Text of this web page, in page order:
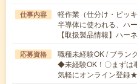
仕事内容
軽作業（仕分け・ピッ
半導体に使われる、ハ
【取扱製品情報】ハ
応募資格
職種未経験OK / ブラン
◆未経験OK！〇まずは
気軽にオンライン登録